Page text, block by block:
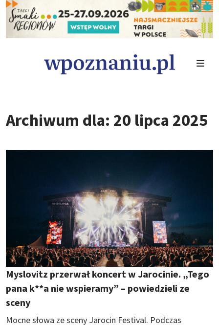
Archiwum dla: 20 lipca 2025
Myslovitz przerwał koncert w Jarocinie. „Tego
pana k**a nie wspieramy” – powiedzieli ze
sceny
Mocne słowa ze sceny Jarocin Festival. Podczas